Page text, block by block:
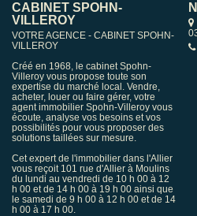
CABINET SPOHN-
VILLEROY
VOTRE AGENCE - CABINET SPOHN-
VILLEROY
Créé en 1968, le cabinet Spohn-
Villeroy vous propose toute son
expertise du marché local. Vendre,
acheter, louer ou faire gérer, votre
agent immobilier Spohn-Villeroy vous
écoute, analyse vos besoins et vos
possibilités pour vous proposer des
solutions taillées sur mesure.
Cet expert de l'immobilier dans l'Allier
vous reçoit 101 rue d'Allier à Moulins
du lundi au vendredi de 10 h 00 à 12
h 00 et de 14 h 00 à 19 h 00 ainsi que
le samedi de 9 h 00 à 12 h 00 et de 14
h 00 à 17 h 00.